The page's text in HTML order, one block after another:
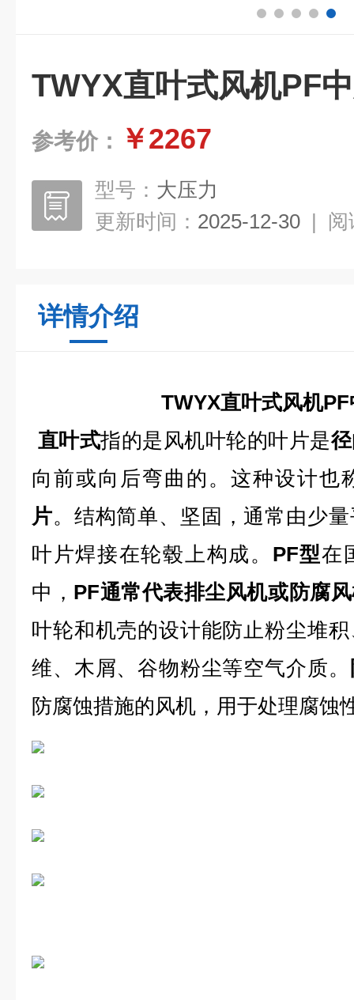
TWYX直叶式风机PF
参考价： ￥2267
型号： 大压力
更新时间： 2025-12-30 | 阅
详情介绍
TWYX直叶式风机
直叶式指的是风机叶轮的叶片是
向前或向后弯曲的。这种设计也
片。结构简单、坚固，通常由少
叶片焊接在轮毂上构成。 PF型在
中， PF通常代表排尘风机或防腐
叶轮和机壳的设计能防止粉尘堆
维、木屑、谷物粉尘等空气介质。
防腐蚀措施的风机，用于处理腐蚀